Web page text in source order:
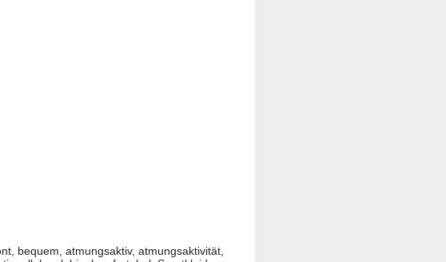
bequem, atmungsaktiv, atmungsaktivität,